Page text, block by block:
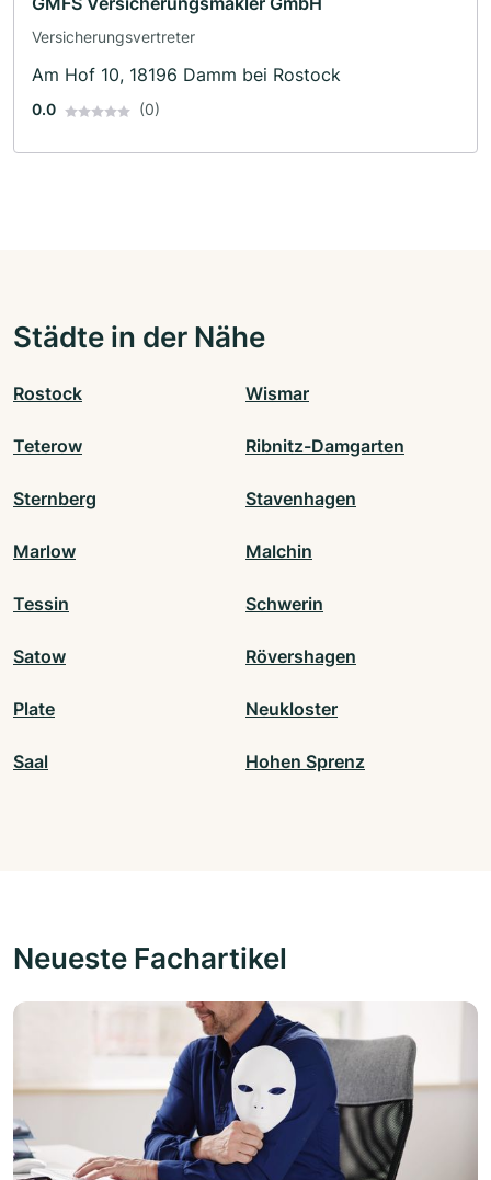
Versicherungsvertreter
Am Hof 10, 18196 Damm bei Rostock
0.0 (0)
Städte in der Nähe
Rostock Wismar
Teterow Ribnitz-Damgarten
Sternberg Stavenhagen
Marlow Malchin
Tessin Schwerin
Satow Rövershagen
Plate Neukloster
Saal Hohen Sprenz
Neueste Fachartikel